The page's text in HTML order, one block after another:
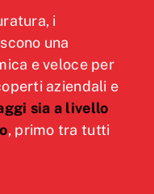
i
una
e veloce per
aziendali e
sia a livello
, primo tra tutti